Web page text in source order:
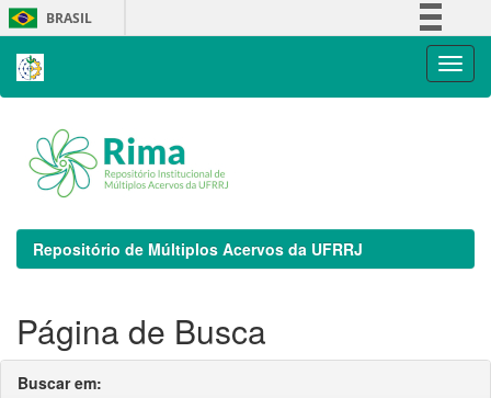
Skip
navigation
BRASIL
Repositório de Múltiplos Acervos da UFRRJ
Página de Busca
Buscar em: